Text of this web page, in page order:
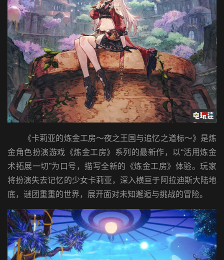
《卡莉亚的炼金工房～夜之王国与追忆之道标～》是炼
金角色扮演游戏《炼金工房》系列的最新作，以“活用炼金
术拓展一切”为口号，描写全新的《炼金工房》体验。玩家
将扮演失去记忆的少女卡莉亚，深入横亘于阿拉迪斯大陆地
底，谜团重重的世界，展开面对未知邂逅与挑战的冒险。